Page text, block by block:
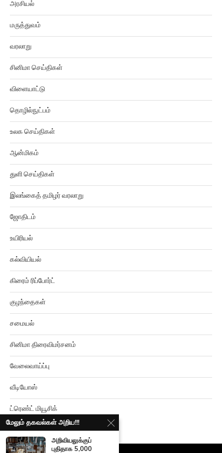
அரசியல்
மருத்துவம்
வரலாறு
சினிமா செய்திகள்
விளையாட்டு
தொழில்நுட்பம்
உலக செய்திகள்
ஆன்மிகம்
துளி செய்திகள்
இலங்கைத் தமிழர் வரலாறு
ஜோதிடம்
உயிரியல்
கிரைம் ரிப்போர்ட்
குழந்தைகள்
சினிமா திரைவிமர்சனம்
வேலைவாய்ப்பு
வீடியோஸ்
ட்ரெண்ட் மியூசிக்
மேலும் தகவல்கள் அறிய!!!
அறிவியலுக்குப்
புதிதாக 5,000